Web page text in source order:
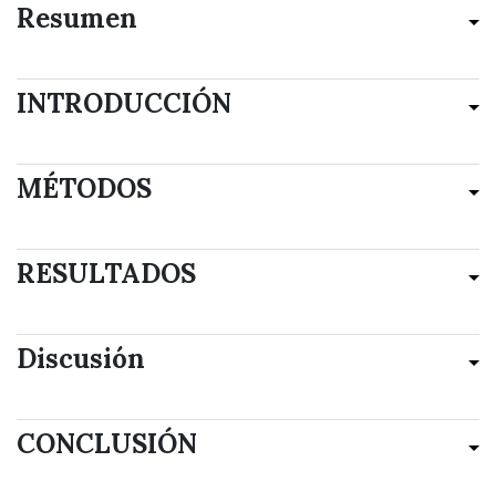
Resumen
INTRODUCCIÓN
MÉTODOS
RESULTADOS
Discusión
CONCLUSIÓN